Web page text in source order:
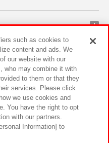
ィ サイトポリシー
セシビリティ方針と検証結果
such as cookies to
content and ads. We
our website with our
who may combine it with
to them or that they
services. Please click
we use cookies and
You have the right to opt
with our partners.
Information] to